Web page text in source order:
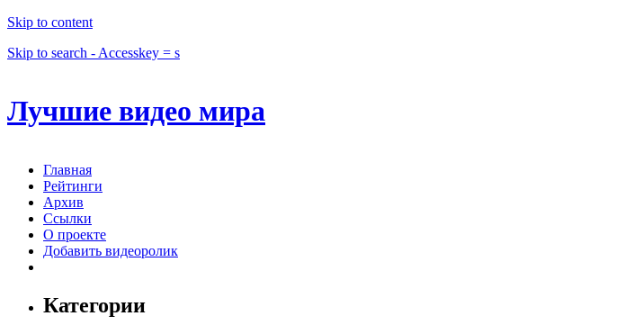
Skip to content
Skip to search - Accesskey = s
Лучшие видео мира
Главная
Рейтинги
Архив
Ссылки
О проекте
Добавить видеоролик
Категории